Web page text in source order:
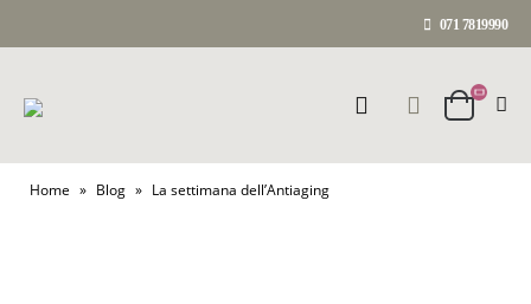
071 7819990
Home » Blog » La settimana dell’Antiaging